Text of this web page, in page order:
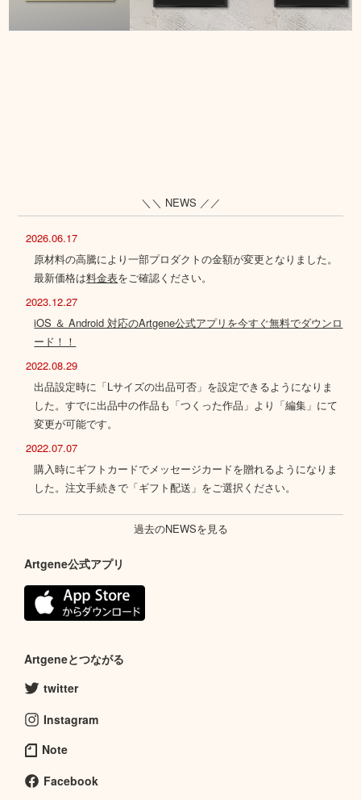
＼＼ NEWS ／／
2026.06.17
原材料の高騰により一部プロダクトの金額が変更となりました。
最新価格は料金表をご確認ください。
2023.12.27
iOS ＆ Android 対応のArtgene公式アプリを今すぐ無料でダウンロ
ード！！
2022.08.29
出品設定時に「Lサイズの出品可否」を設定できるようになりま
した。すでに出品中の作品も「つくった作品」より「編集」にて
変更が可能です。
2022.07.07
購入時にギフトカードでメッセージカードを贈れるようになりま
した。注文手続きで「ギフト配送」をご選択ください。
過去のNEWSを見る
Artgene公式アプリ
Artgeneとつながる
twitter
Instagram
Note
Facebook